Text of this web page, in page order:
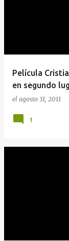
Película
en segundo
el agosto 31, 2011
1